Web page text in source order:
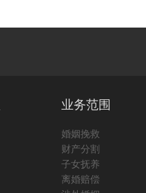
业务范围
婚姻挽救
财产分割
子女抚养
离婚赔偿